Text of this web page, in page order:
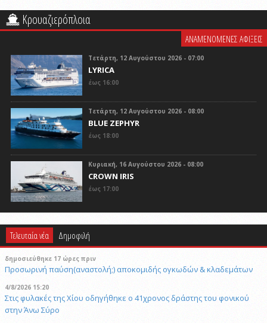
Κρουαζιερόπλοια
ΑΝΑΜΕΝΟΜΕΝΕΣ ΑΦΙΞΕΙΣ
Τετάρτη, 12 Αυγούστου 2026 - 07:00
LYRICA
έως 16:00
Τετάρτη, 12 Αυγούστου 2026 - 08:00
BLUE ZEPHYR
έως 18:00
Κυριακή, 16 Αυγούστου 2026 - 08:00
CROWN IRIS
έως 17:00
Τελευταία νέα Δημοφιλή
δημοσιεύθηκε 17 ώρες πριν
Προσωρινή παύση(αναστολή;) αποκομιδής ογκωδών & κλαδεμάτων
4/8/2026 15:20
Στις φυλακές της Χίου οδηγήθηκε ο 41χρονος δράστης του φονικού
στην Άνω Σύρο